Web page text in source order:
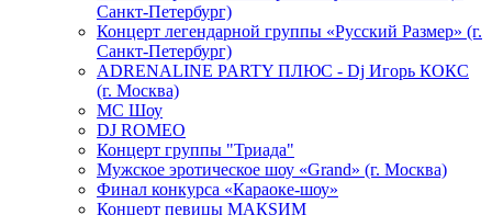
Санкт-Петербург)
Концерт легендарной группы «Русский Размер» (г.
Санкт-Петербург)
ADRENALINE PARTY ПЛЮС - Dj Игорь КОКС
(г. Москва)
MC Шоу
DJ ROMEO
Концерт группы "Триада"
Мужское эротическое шоу «Grand» (г. Москва)
Финал конкурса «Караоке-шоу»
Концерт певицы МАКSИМ